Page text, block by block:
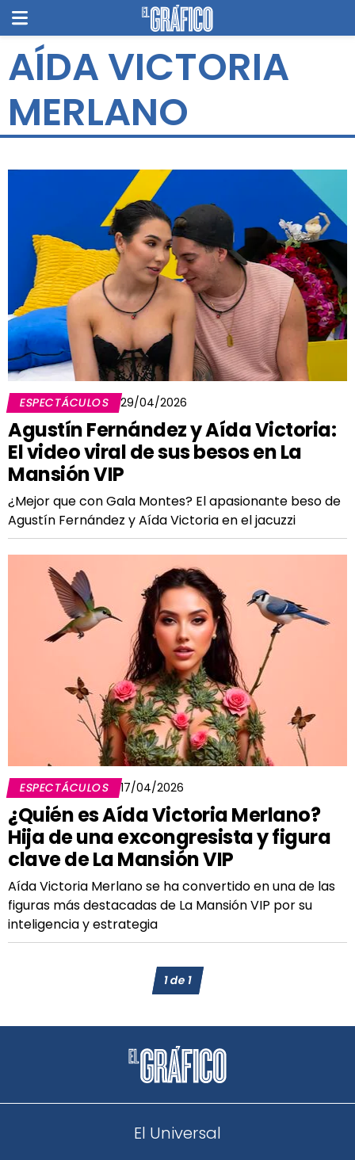
AÍDA VICTORIA
MERLANO
ESPECTÁCULOS 29/04/2026
Agustín Fernández y Aída Victoria:
El video viral de sus besos en La
Mansión VIP
¿Mejor que con Gala Montes? El apasionante beso de
Agustín Fernández y Aída Victoria en el jacuzzi
ESPECTÁCULOS 17/04/2026
¿Quién es Aída Victoria Merlano?
Hija de una excongresista y figura
clave de La Mansión VIP
Aída Victoria Merlano se ha convertido en una de las
figuras más destacadas de La Mansión VIP por su
inteligencia y estrategia
1de1
El Universal